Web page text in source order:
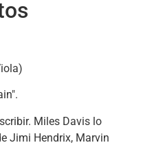
Miles Davis lo
Jimi Hendrix, Marvin